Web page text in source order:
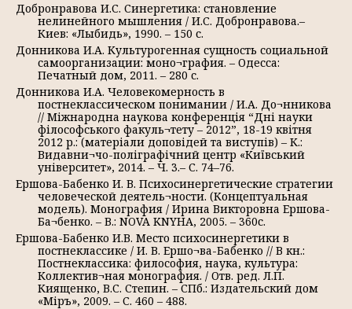
Добронравова И.С. Синергетика: становление
нелинейного мышления / И.С. Добронравова.–
Киев: «Лыбидь», 1990. – 150 с.
Донникова И.А. Культурогенная сущность социальной
самоорганизации: моно¬графия. – Одесса:
Печатный дом, 2011. – 280 с.
Донникова И.А. Человекомерность в
постнеклассическом понимании / И.А. До¬нникова
// Міжнародна наукова конференція “Дні науки
філософського факуль¬тету – 2012”, 18-19 квітня
2012 р.: (матеріали доповідей та виступів) – К.:
Видавни¬чо-поліграфічний центр «Київський
університет», 2014. – Ч. 3.– С. 74–76.
Ершова-Бабенко И. В. Психосинергетические стратегии
человеческой деятель¬ности. (Концептуальная
модель). Монография / Ирина Викторовна Ершова-
Ба¬бенко. – В.: NOVA KNYHA, 2005. – 360с.
Ершова-Бабенко И.В. Место психосинергетики в
постнеклассике / И. В. Ершо¬ва-Бабенко // В кн.:
Постнеклассика: философия, наука, культура:
Коллектив¬ная монография. / Отв. ред. Л.П.
Киященко, В.С. Степин. – СПб.: Издательский дом
«Міръ», 2009. – С. 460 – 488.